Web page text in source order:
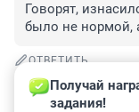
Говорят,
было не нормой,
ОТВЕТИТЬ
Гость
5 марта, 19:19
Получай
задания!